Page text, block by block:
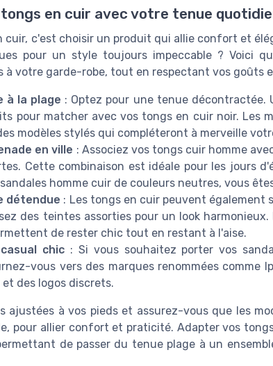
en cuir avec votre tenue
cuir, c'est choisir un produit qui allie confort et
pour un style toujours impeccable ? Voici
à votre garde-robe, tout en respectant vos goûts
à la plage : Optez pour une tenue
pour matcher avec vos tongs en cuir noir. Les
modèles stylés qui compléteront à merveille
en ville : Associez vos tongs cuir homme
Cette combinaison est idéale pour les jours
homme cuir de couleurs neutres, vous
détendue : Les tongs en cuir peuvent également
des teintes assorties pour un look
de rester chic tout en restant à l'aise.
chic: Si vous souhaitez porter vos
vous vers des marques renommées comme
des logos discrets.
ajustées à vos pieds et assurez-vous que les
pour allier confort et praticité. Adapter vos
de passer du tenue plage à un